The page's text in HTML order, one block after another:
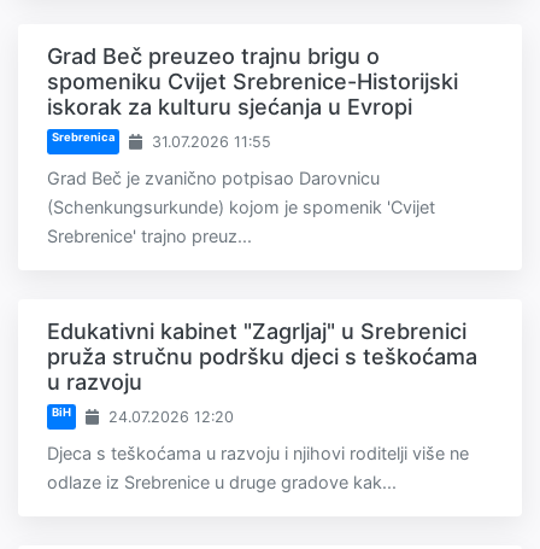
Grad Beč preuzeo trajnu brigu o
spomeniku Cvijet Srebrenice-Historijski
iskorak za kulturu sjećanja u Evropi
Srebrenica 31.07.2026 11:55
Grad Beč je zvanično potpisao Darovnicu
(Schenkungsurkunde) kojom je spomenik 'Cvijet
Srebrenice' trajno preuz...
Edukativni kabinet "Zagrljaj" u Srebrenici
pruža stručnu podršku djeci s teškoćama
u razvoju
BiH 24.07.2026 12:20
Djeca s teškoćama u razvoju i njihovi roditelji više ne
odlaze iz Srebrenice u druge gradove kak...